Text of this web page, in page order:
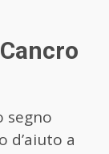
segno
d’aiuto a